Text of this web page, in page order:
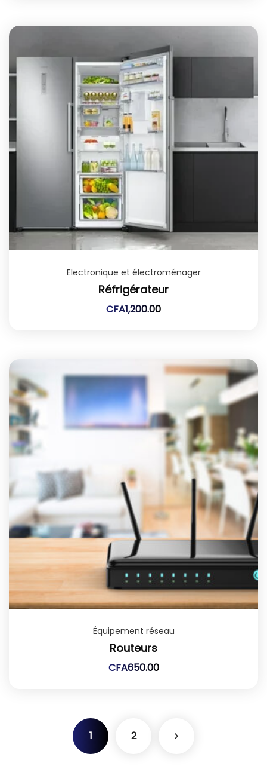
Electronique et électroménager
Réfrigérateur
CFA1,200.00
Équipement réseau
Routeurs
CFA650.00
1 2